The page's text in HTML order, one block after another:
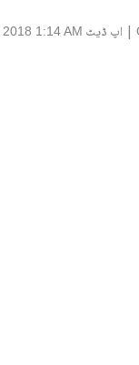
| اپ ڈیٹ 1:14 AM